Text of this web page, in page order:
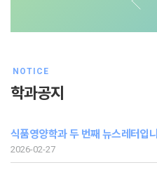
NOTICE
학과공지
식품영양학과 두 번째 뉴스레터입
2026-02-27